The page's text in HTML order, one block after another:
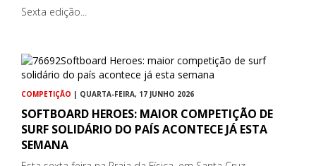
Sexta edição...
COMPETIÇÃO | QUARTA-FEIRA, 17 JUNHO 2026
SOFTBOARD HEROES: MAIOR COMPETIÇÃO DE
SURF SOLIDÁRIO DO PAÍS ACONTECE JÁ ESTA
SEMANA